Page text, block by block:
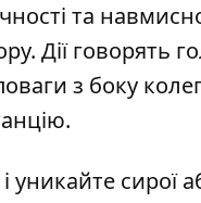
та
Дії
з боку
уникайте сирої